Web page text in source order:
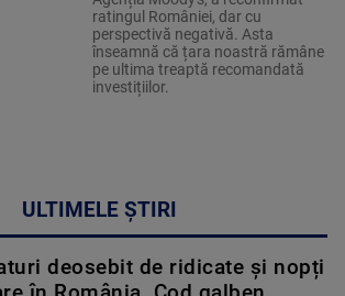
ratingul României, dar cu
perspectivă negativă. Asta
înseamnă că țara noastră rămâne
pe ultima treaptă recomandată
investițiilor.
ULTIMELE ȘTIRI
deosebit de ridicate și nopți